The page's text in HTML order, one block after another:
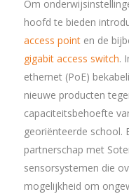
Om
hoofd te bieden
access pointen de
gigabit access switch.
ethernet (PoE)
nieuwe producten
capaciteitsbehoefte
georiënteerde school.
partnerschap met
sensorsystemen die
mogelijkheid om